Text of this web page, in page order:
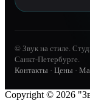
© Звук на стиле.
Санкт-Петербурге.
Контакты · Цены ·
Copyright © 2026